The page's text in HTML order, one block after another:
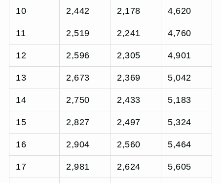
10 2,442 2,178 4,620
11 2,519 2,241 4,760
12 2,596 2,305 4,901
13 2,673 2,369 5,042
14 2,750 2,433 5,183
15 2,827 2,497 5,324
16 2,904 2,560 5,464
17 2,981 2,624 5,605